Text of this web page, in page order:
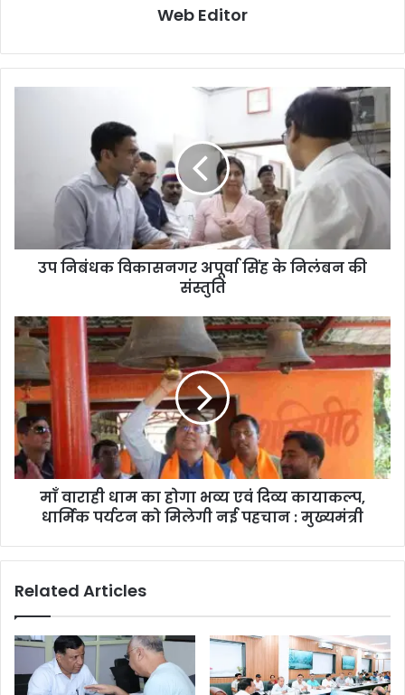
Web Editor
उप निबंधक विकासनगर अपूर्वा सिंह के निलंबन की
संस्तुति
माँ वाराही धाम का होगा भव्य एवं दिव्य कायाकल्प,
धार्मिक पर्यटन को मिलेगी नई पहचान : मुख्यमंत्री
Related Articles